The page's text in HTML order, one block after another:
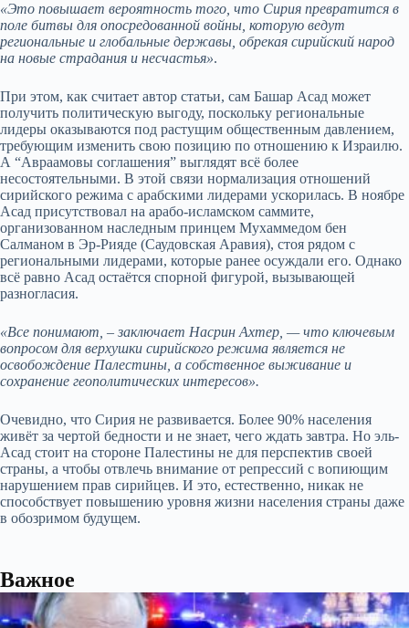
«Это повышает вероятность того, что Сирия превратится в
поле битвы для опосредованной войны, которую ведут
региональные и глобальные державы, обрекая сирийский народ
на новые страдания и несчастья».
При этом, как считает автор статьи, сам Башар Асад может
получить политическую выгоду, поскольку региональные
лидеры оказываются под растущим общественным давлением,
требующим изменить свою позицию по отношению к Израилю.
А “Авраамовы соглашения” выглядят всё более
несостоятельными. В этой связи нормализация отношений
сирийского режима с арабскими лидерами ускорилась. В ноябре
Асад присутствовал на арабо-исламском саммите,
организованном наследным принцем Мухаммедом бен
Салманом в Эр-Рияде (Саудовская Аравия), стоя рядом с
региональными лидерами, которые ранее осуждали его. Однако
всё равно Асад остаётся спорной фигурой, вызывающей
разногласия.
«Все понимают, – заключает Насрин Ахтер, — что ключевым
вопросом для верхушки сирийского режима является не
освобождение Палестины, а собственное выживание и
сохранение геополитических интересов».
Очевидно, что Сирия не развивается. Более 90% населения
живёт за чертой бедности и не знает, чего ждать завтра. Но эль-
Асад стоит на стороне Палестины не для перспектив своей
страны, а чтобы отвлечь внимание от репрессий с вопиющим
нарушением прав сирийцев. И это, естественно, никак не
способствует повышению уровня жизни населения страны даже
в обозримом будущем.
Важное